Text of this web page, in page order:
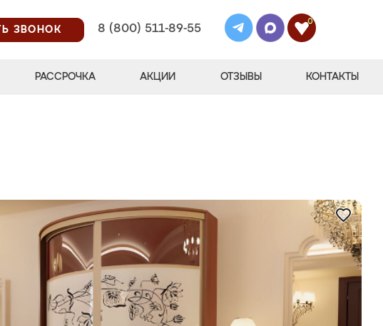
ЗВОНОК
8 (800) 511-89-55
0
РАССРОЧКА АКЦИИ ОТЗЫВЫ КОНТАКТЫ